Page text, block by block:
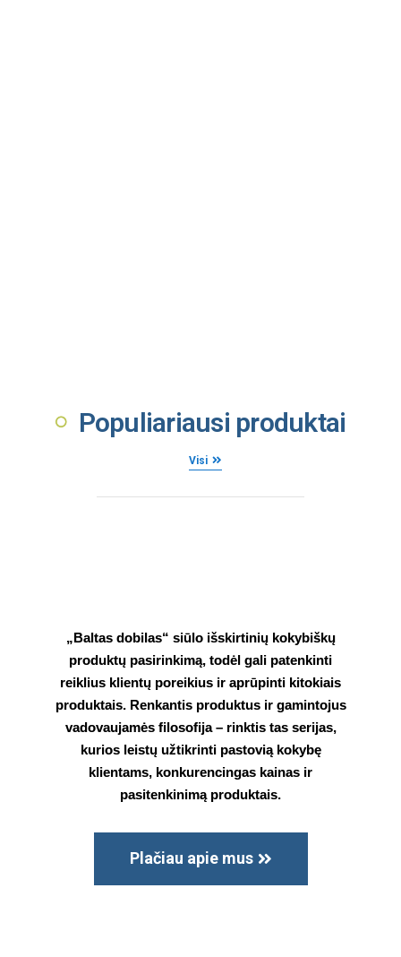
Populiariausi produktai
Visi
„Baltas dobilas“ siūlo išskirtinių kokybiškų
produktų pasirinkimą, todėl gali patenkinti
reiklius klientų poreikius ir aprūpinti kitokiais
produktais. Renkantis produktus ir gamintojus
vadovaujamės filosofija – rinktis tas serijas,
kurios leistų užtikrinti pastovią kokybę
klientams, konkurencingas kainas ir
pasitenkinimą produktais.
Plačiau apie mus